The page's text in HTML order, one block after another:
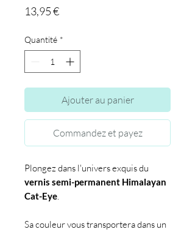
13,95 €Prix
Quantité *
Ajouter au panier
Commandez et payez
Plongez dans l'univers exquis du
vernis semi-permanent Himalayan
Cat-Eye.
Sa couleur vous transportera dans un